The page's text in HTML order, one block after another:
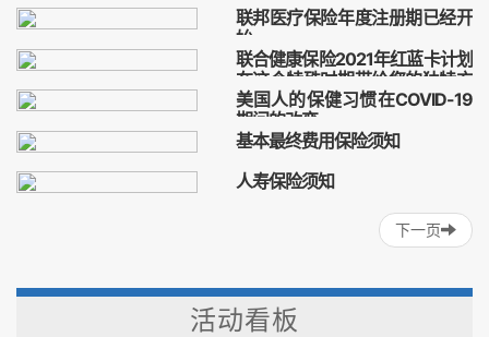
不动产信托投资基金 风险 REITs
联邦医疗保险年度注册期已经开
始
联邦医疗保险 年度注册期
联合健康保险2021年红蓝卡计划
在这个特殊时期带给您的独特方
案
健康保险
健康保险优惠计划
联合健康保险
美国人的保健习惯在COVID-19
期间的改变
美国人 保健习惯 COVID-19
基本最终费用保险须知
费用保险 葬礼
人寿保险须知
意外人寿残疾保险
万能人寿保险下一页
活动看板